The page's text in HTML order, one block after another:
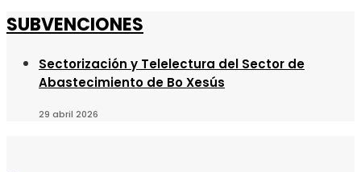
SUBVENCIONES
Sectorización y Telelectura del Sector de
Abastecimiento de Bo Xesús
29 abril 2026